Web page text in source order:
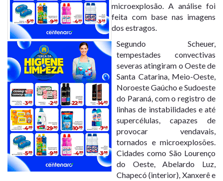
microexplosão. A análise foi
feita com base nas imagens
dos estragos.
Segundo Scheuer,
tempestades convectivas
severas atingiram o Oeste de
Santa Catarina, Meio-Oeste,
Noroeste Gaúcho e Sudoeste
do Paraná, com o registro de
linhas de instabilidades e até
supercélulas, capazes de
provocar vendavais,
tornados e microexplosões.
Cidades como São Lourenço
do Oeste, Abelardo Luz,
Chapecó (interior), Xanxerê e